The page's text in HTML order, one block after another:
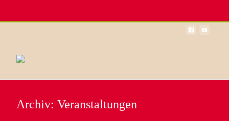
Archiv: Veranstaltungen